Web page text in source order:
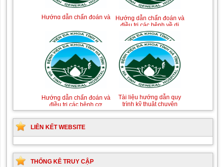
Hướng dẫn chẩn đoán và
xử trí Hồi sức tích cực
Tài liệu Hướng dẫn
phòng ngừa nhiễm
khuẩn vết mổ
Hướng dẫn chẩn đoán và
điều trị các bệnh về dị
ứng-miễn dịch lâm sàng
Hướng dẫn chẩn đoán và
điều trị một số bệnh
truyền nhiễm
điều trị các bệnh cơ
xương khớp
Hướng dẫn quy trình kỹ
thuật Chuyên khoa Phẫu
thuật Tiết niệu
trình kỹ thuật chuyên
ngành Da liễu
Hướng dẫn Quy trình kỹ
thuật Nhi khoa
LIÊN KẾT WEBSITE
THỐNG KÊ TRUY CẬP